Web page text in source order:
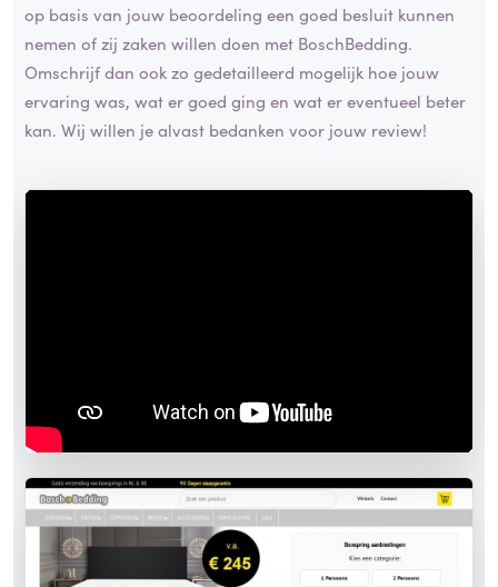
op basis van jouw beoordeling een goed besluit kunnen
nemen of zij zaken willen doen met BoschBedding.
Omschrijf dan ook zo gedetailleerd mogelijk hoe jouw
ervaring was, wat er goed ging en wat er eventueel beter
kan. Wij willen je alvast bedanken voor jouw review!